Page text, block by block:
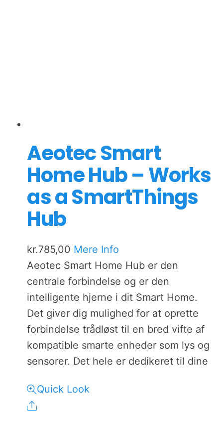
Aeotec Smart
Home Hub – Works
as a SmartThings
Hub
kr.785,00 Mere Info
Aeotec Smart Home Hub er den
centrale forbindelse og er den
intelligente hjerne i dit Smart Home.
Det giver dig mulighed for at oprette
forbindelse trådløst til en bred vifte af
kompatible smarte enheder som lys og
sensorer. Det hele er dedikeret til dine
Quick Look
Share